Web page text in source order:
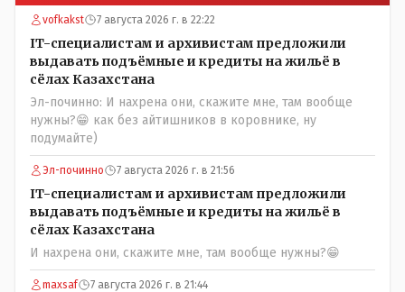
vofkakst 7 августа 2026 г. в 22:22
IT-специалистам и архивистам предложили
выдавать подъёмные и кредиты на жильё в
сёлах Казахстана
Эл-починно: И нахрена они, скажите мне, там вообще
нужны?😁 как без айтишников в коровнике, ну
подумайте)
Эл-починно 7 августа 2026 г. в 21:56
IT-специалистам и архивистам предложили
выдавать подъёмные и кредиты на жильё в
сёлах Казахстана
И нахрена они, скажите мне, там вообще нужны?😁
maxsaf 7 августа 2026 г. в 21:44